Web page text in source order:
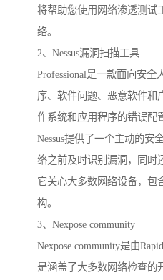
将帮助您使用网络渗透测试
络。
2、Nessus漏洞扫描工具
Professional是一款面向安
序、软件问题、恶意软件和
作系统和应用程序的错误配
Nessus提供了一个主动的安
络之前及时识别漏洞，同时
它关心大多数网络设备，包
构。
3、Nexpose community
Nexpose community是由
是涵盖了大多数网络检查的